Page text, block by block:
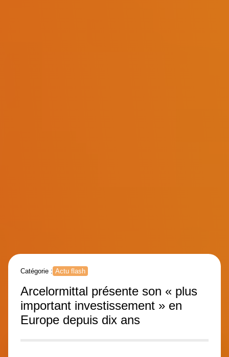
Catégorie : Actu flash
Arcelormittal présente son « plus
important investissement » en
Europe depuis dix ans